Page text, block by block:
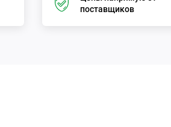
поставщиков